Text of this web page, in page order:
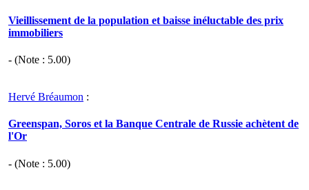
Vieillissement de la population et baisse inéluctable des prix
immobiliers
- (Note : 5.00)
Hervé Bréaumon :
Greenspan, Soros et la Banque Centrale de Russie achètent de
l'Or
- (Note : 5.00)